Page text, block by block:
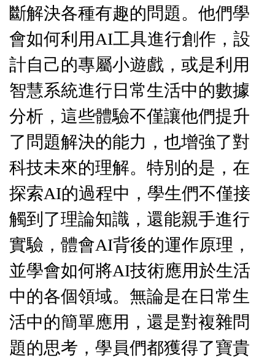
斷解決各種有趣的問題。他們學
會如何利用AI工具進行創作，設
計自己的專屬小遊戲，或是利用
智慧系統進行日常生活中的數據
分析，這些體驗不僅讓他們提升
了問題解決的能力，也增強了對
科技未來的理解。特別的是，在
探索AI的過程中，學生們不僅接
觸到了理論知識，還能親手進行
實驗，體會AI背後的運作原理，
並學會如何將AI技術應用於生活
中的各個領域。無論是在日常生
活中的簡單應用，還是對複雜問
題的思考，學員們都獲得了寶貴